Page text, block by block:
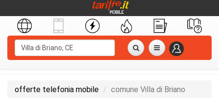
offerte telefonia mobile comune Villa di Briano